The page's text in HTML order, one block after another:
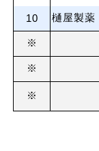
10 樋屋製薬
※
※
※